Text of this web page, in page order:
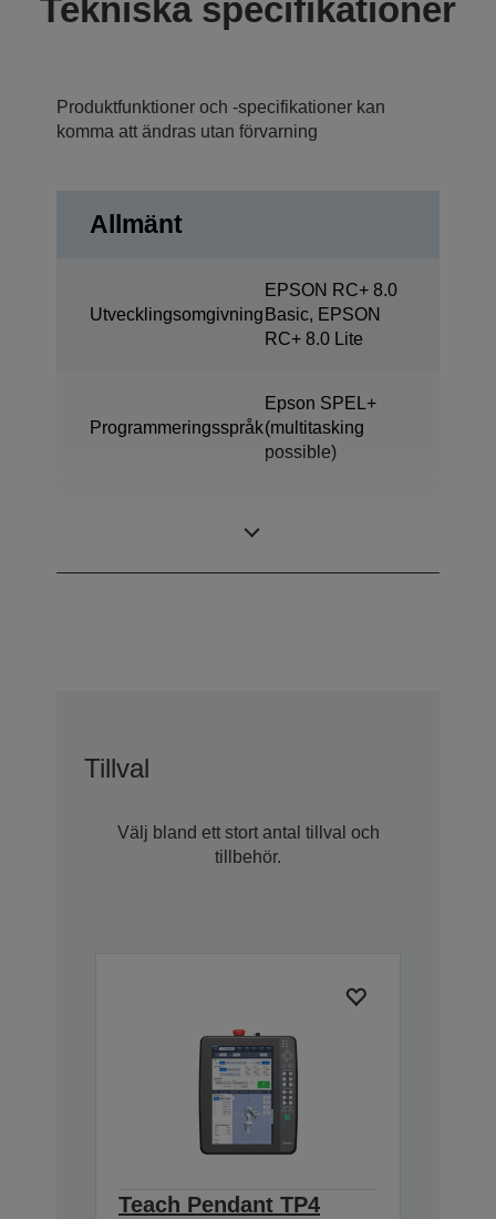
Tekniska specifikationer
Produktfunktioner och -specifikationer kan
komma att ändras utan förvarning
Allmänt
Utvecklingsomgivning
EPSON RC+ 8.0
Basic, EPSON
RC+ 8.0 Lite
Programmeringsspråk
Epson SPEL+
(multitasking
possible)
Tillval
Välj bland ett stort antal tillval och
tillbehör.
Teach Pendant TP4